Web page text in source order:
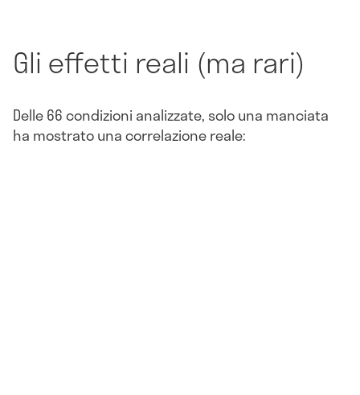
Gli effetti reali (ma rari)
Delle 66 condizioni analizzate, solo una manciata
ha mostrato una correlazione reale: